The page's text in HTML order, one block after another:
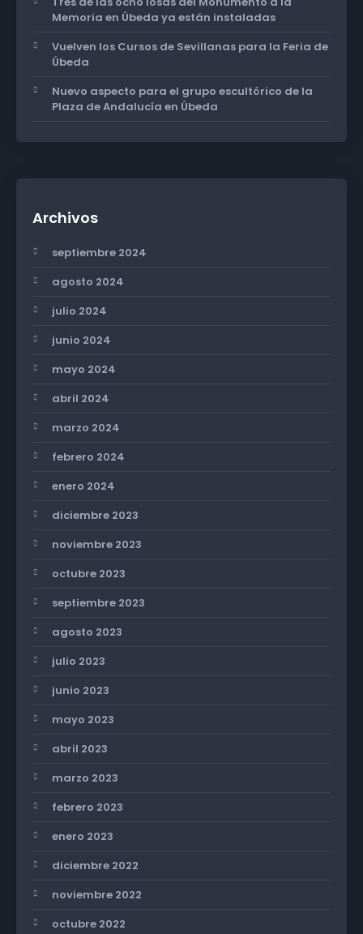
Memoria en Úbeda ya están instaladas
Vuelven los Cursos de Sevillanas para la Feria de
Úbeda
Nuevo aspecto para el grupo escultórico de la
Plaza de Andalucía en Úbeda
Archivos
septiembre 2024
agosto 2024
julio 2024
junio 2024
mayo 2024
abril 2024
marzo 2024
febrero 2024
enero 2024
diciembre 2023
noviembre 2023
octubre 2023
septiembre 2023
agosto 2023
julio 2023
junio 2023
mayo 2023
abril 2023
marzo 2023
febrero 2023
enero 2023
diciembre 2022
noviembre 2022
octubre 2022